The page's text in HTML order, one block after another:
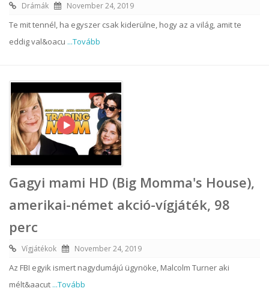
Drámák November 24, 2019
Te mit tennél, ha egyszer csak kiderülne, hogy az a világ, amit te
eddig val&oacu ...Tovább
Gagyi mami HD (Big Momma's House),
amerikai-német akció-vígjáték, 98
perc
Vígjátékok November 24, 2019
Az FBI egyik ismert nagydumájú ügynöke, Malcolm Turner aki
mélt&aacut ...Tovább